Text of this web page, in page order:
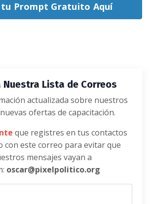
Prompt Gratuito Aquí
Nuestra Lista de Correos
actualizada sobre nuestros
ofertas de capacitación.
que registres en tus contactos
con este correo para evitar que
mensajes vayan a
oscar@pixelpolitico.org